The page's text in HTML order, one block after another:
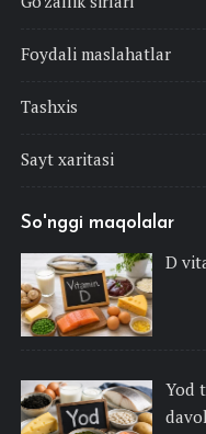
Foydali maslahatlar
Tashxis
Sayt xaritasi
So'nggi maqolalar
D
Yod